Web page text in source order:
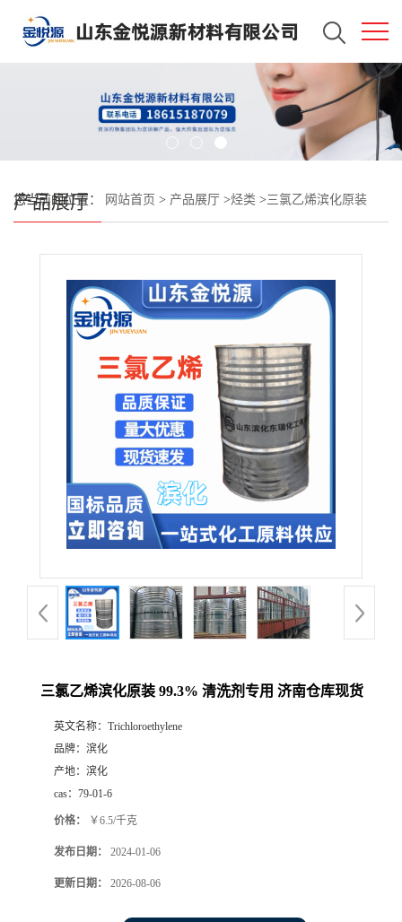
产品展厅
您当前的位置： 网站首页 > 产品展厅 >烃类 >三氯乙烯滨化原装
三氯乙烯滨化原装 99.3% 清洗剂专用 济南仓库现货
英文名称： Trichloroethylene
品牌： 滨化
产地： 滨化
cas： 79-01-6
价格： ￥6.5/千克
发布日期： 2024-01-06
更新日期： 2026-08-06